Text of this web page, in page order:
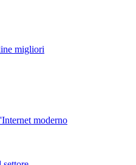
migliori
moderno